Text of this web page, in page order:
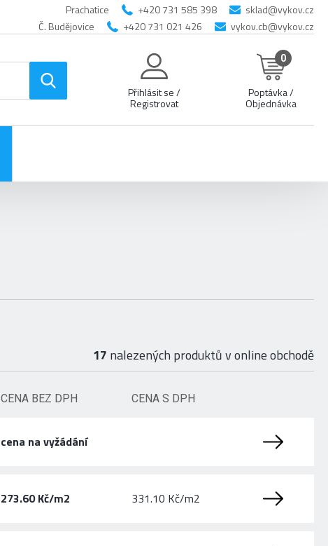
Prachatice +420 731 585 398
sklad@vykov.cz
Č. Budějovice
+420 731 021 426 vykov.cb@vykov.cz
Přihlásit se /
Registrovat
0
Poptávka /
Objednávka
17 nalezených produktů v online obchodě
CENA BEZ DPH CENA S DPH
cena na vyžádání
273.60 Kč/m2 331.10 Kč/m2